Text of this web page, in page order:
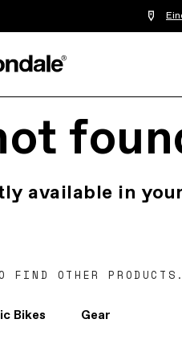
available in
FIND OTHER PRODUCTS.
Bikes Gear